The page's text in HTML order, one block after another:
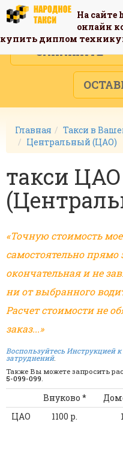
На сайте
онлайн
купить диплом
ЗАКАЖИТЕ
Главная
Такси в
Центральный (ЦАО)
такси ЦАО
«Точную стоимость
самостоятельно прямо
окончательная и не
ни от выбранного
Расчет стоимости не
заказ...»
Воспользуйтесь Инструкцией
затруднений.
Также Вы можете запросить
5-099-099.
Внуково *
ЦАО
1100 р.